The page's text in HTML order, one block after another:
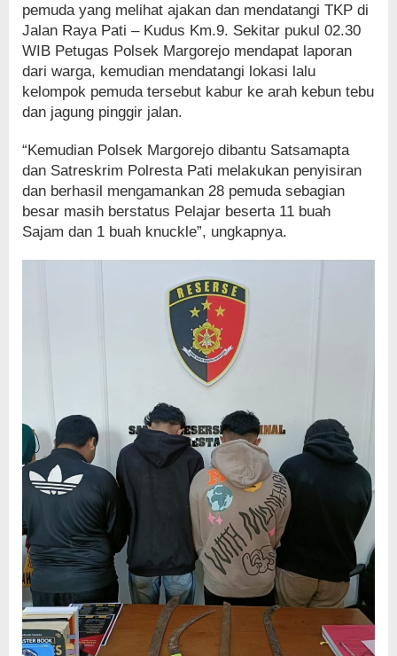
pemuda yang melihat ajakan dan mendatangi TKP di
Jalan Raya Pati – Kudus Km.9. Sekitar pukul 02.30
WIB Petugas Polsek Margorejo mendapat laporan
dari warga, kemudian mendatangi lokasi lalu
kelompok pemuda tersebut kabur ke arah kebun tebu
dan jagung pinggir jalan.
“Kemudian Polsek Margorejo dibantu Satsamapta
dan Satreskrim Polresta Pati melakukan penyisiran
dan berhasil mengamankan 28 pemuda sebagian
besar masih berstatus Pelajar beserta 11 buah
Sajam dan 1 buah knuckle”, ungkapnya.